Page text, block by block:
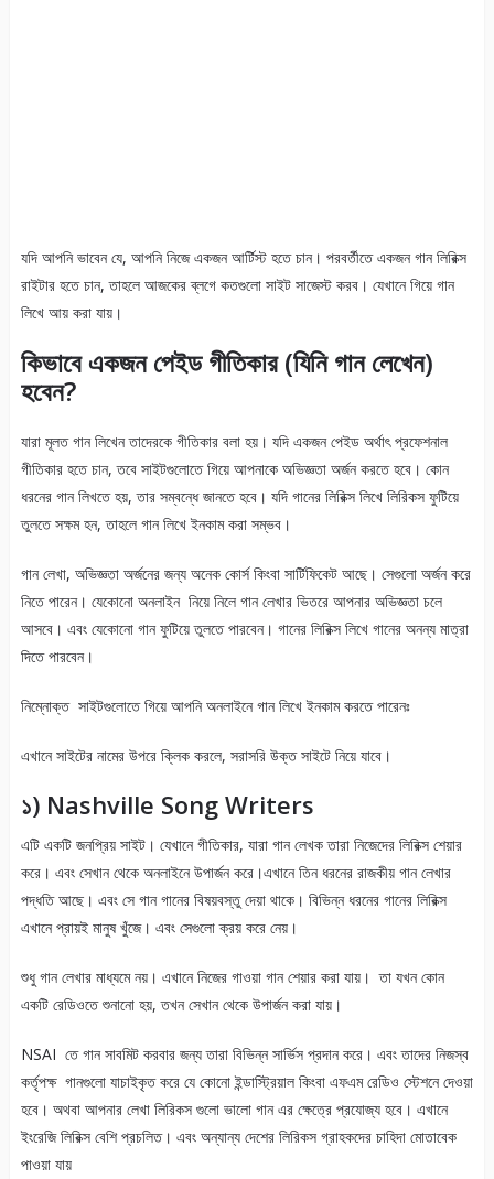
যদি আপনি ভাবেন যে, আপনি নিজে একজন আর্টিস্ট হতে চান। পরবর্তীতে একজন গান লিরিক্স
রাইটার হতে চান, তাহলে আজকের ব্লগে কতগুলো সাইট সাজেস্ট করব। যেখানে গিয়ে গান
লিখে আয় করা যায়।
কিভাবে একজন পেইড গীতিকার (যিনি গান লেখেন)
হবেন?
যারা মূলত গান লিখেন তাদেরকে গীতিকার বলা হয়। যদি একজন পেইড অর্থাৎ প্রফেশনাল
গীতিকার হতে চান, তবে সাইটগুলোতে গিয়ে আপনাকে অভিজ্ঞতা অর্জন করতে হবে। কোন
ধরনের গান লিখতে হয়, তার সম্বন্ধে জানতে হবে। যদি গানের লিরিক্স লিখে লিরিকস ফুটিয়ে
তুলতে সক্ষম হন, তাহলে গান লিখে ইনকাম করা সম্ভব।
গান লেখা, অভিজ্ঞতা অর্জনের জন্য অনেক কোর্স কিংবা সার্টিফিকেট আছে। সেগুলো অর্জন করে
নিতে পারেন। যেকোনো অনলাইন নিয়ে নিলে গান লেখার ভিতরে আপনার অভিজ্ঞতা চলে
আসবে। এবং যেকোনো গান ফুটিয়ে তুলতে পারবেন। গানের লিরিক্স লিখে গানের অনন্য মাত্রা
দিতে পারবেন।
নিম্নোক্ত সাইটগুলোতে গিয়ে আপনি অনলাইনে গান লিখে ইনকাম করতে পারেনঃ
এখানে সাইটের নামের উপরে ক্লিক করলে, সরাসরি উক্ত সাইটে নিয়ে যাবে।
১) Nashville Song Writers
এটি একটি জনপ্রিয় সাইট। যেখানে গীতিকার, যারা গান লেখক তারা নিজেদের লিরিক্স শেয়ার
করে। এবং সেখান থেকে অনলাইনে উপার্জন করে।এখানে তিন ধরনের রাজকীয় গান লেখার
পদ্ধতি আছে। এবং সে গান গানের বিষয়বস্তু দেয়া থাকে। বিভিন্ন ধরনের গানের লিরিক্স
এখানে প্রায়ই মানুষ খুঁজে। এবং সেগুলো ক্রয় করে নেয়।
শুধু গান লেখার মাধ্যমে নয়। এখানে নিজের গাওয়া গান শেয়ার করা যায়। তা যখন কোন
একটি রেডিওতে শুনানো হয়, তখন সেখান থেকে উপার্জন করা যায়।
NSAI তে গান সাবমিট করবার জন্য তারা বিভিন্ন সার্ভিস প্রদান করে। এবং তাদের নিজস্ব
কর্তৃপক্ষ গানগুলো যাচাইকৃত করে যে কোনো ইন্ডাস্ট্রিয়াল কিংবা এফএম রেডিও স্টেশনে দেওয়া
হবে। অথবা আপনার লেখা লিরিকস গুলো ভালো গান এর ক্ষেত্রে প্রযোজ্য হবে। এখানে
ইংরেজি লিরিক্স বেশি প্রচলিত। এবং অন্যান্য দেশের লিরিকস গ্রাহকদের চাহিদা মোতাবেক
পাওয়া যায়